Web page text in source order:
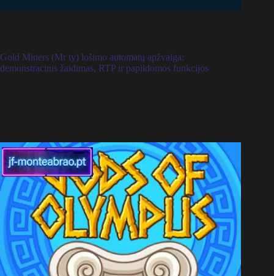
Gold Miners (Mr ty) lošimo automatų apžvalga:
demonstracinis žaidimas, RTP ir papildomos funkcijos